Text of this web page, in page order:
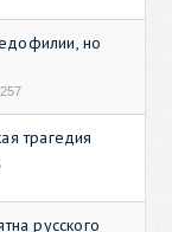
но
трагедия
русского